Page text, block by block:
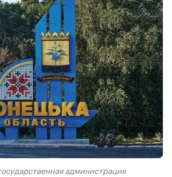
администрация